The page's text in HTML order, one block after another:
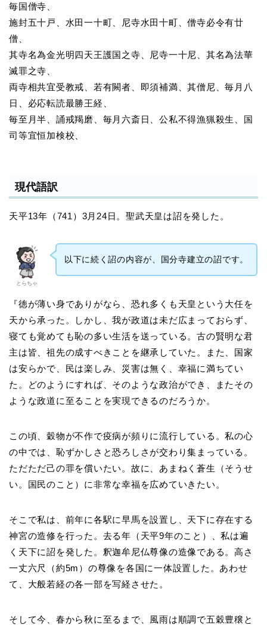
毎国僧寺、
施封五十戸、水田一十町、尼寺水田十町、僧寺必令有廿
僧、
其寺名為金光明四天王護国之寺、尼寺一十尼、其名為法華
滅罪之寺、
両寺相共宜受教戒、若有闕者、即須補満、其僧尼、毎月八
日、必応転読最勝王経、
毎至月半、誦戒羯磨、毎月六斎日、公私不得漁猟殺生、国
司等宜恒加検校、
現代語訳
天平13年（741）3月24日。聖武天皇は詔を発した。
とらちゃ
以下に続く詔の内容が、国分寺建立の詔です。
『徳が薄い身でありがなら、恐れ多くも天皇という大任を
天から承った。しかし、我が政道は未だ広まっておらず、
寝ても覚めても恥の多い生活を送っている。古の賢明な君
主は皆、祖先の成すべきことを継承していた。また、国家
は安らかで、民は楽しみ、災害は無く、幸福に満ちてい
た。どのようにすれば、そのような政治ができ、またその
ような政道に至ることを実現できるのだろうか。
この頃、穀物が不作で疫病が頻りに流行している。私の心
の中では、恥ずかしさと恐ろしさが交わり集まっている。
ただただ己の罪を償いたい。故に、あまねく蒼生（そうせ
い。国民のこと）に非常な幸福を広めていきたい。
そこで私は、前年に各駅に早馬を設置し、天下に存在する
神宮の造修を行った。去る年（天平9年のこと）、私は遍
く天下に詔を発した。釈迦牟尼仏尊像の造像である。高さ
一丈六尺（約5m）の尊像を各国に一体設置した。あわせ
て、大般若経の各一部を写経させた。
そして今、春から秋に至るまで、風雨は順調で五穀豊穣と